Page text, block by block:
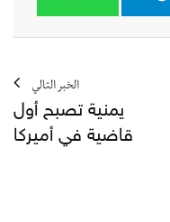
الخبر التالي
يمنية تصبح أول
قاضية في أميركا